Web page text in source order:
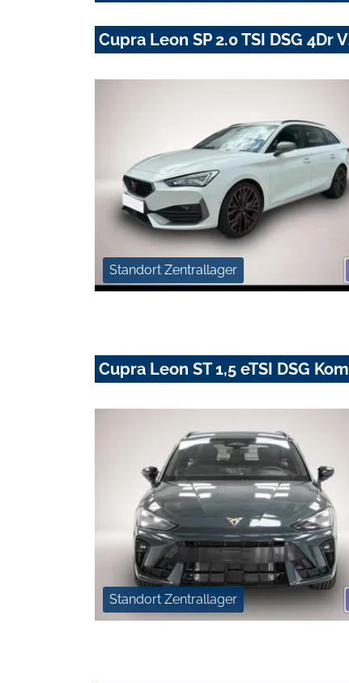
Cupra Leon SP 2.0 TSI DSG 4Dr
Standort Zentrallager
Cupra Leon ST 1,5 eTSI DSG
Standort Zentrallager